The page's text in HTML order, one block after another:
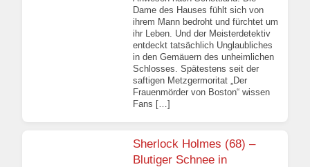
Dame des Hauses fühlt sich von
ihrem Mann bedroht und fürchtet um
ihr Leben. Und der Meisterdetektiv
entdeckt tatsächlich Unglaubliches
in den Gemäuern des unheimlichen
Schlosses. Spätestens seit der
saftigen Metzgermoritat „Der
Frauenmörder von Boston“ wissen
Fans […]
Sherlock Holmes (68) –
Blutiger Schnee in